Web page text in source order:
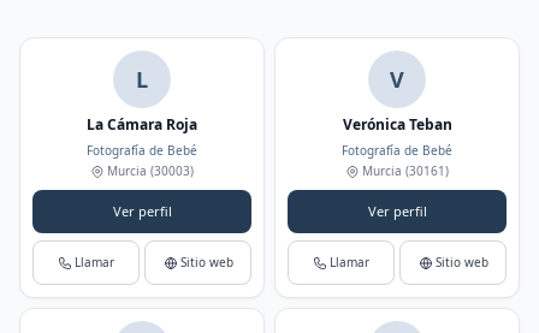
L
La Cámara Roja
Fotografía de Bebé
Murcia (30003)
Ver perfil
Llamar Sitio web
V
Verónica Teban
Fotografía de Bebé
Murcia (30161)
Ver perfil
Llamar Sitio web